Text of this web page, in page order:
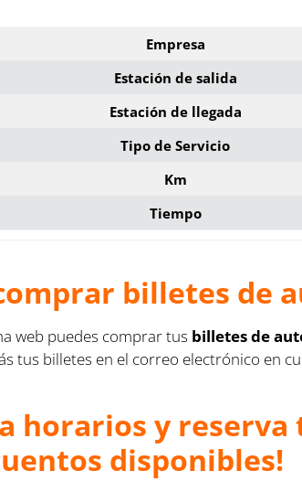
Empresa
Estación de salida
Estación de llegada
Tipo de Servicio
Km
Tiempo
billetes de
web puedes comprar tus billetes de
tus billetes en el correo electrónico en
horarios y reserva
disponibles!